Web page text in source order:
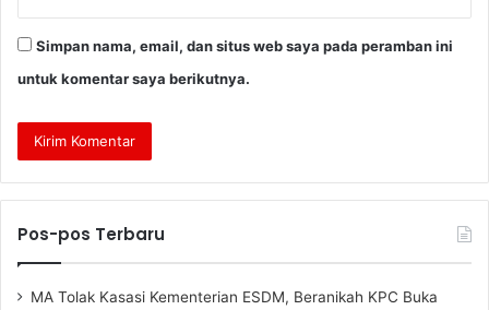
Simpan nama, email, dan situs web saya pada peramban ini
untuk komentar saya berikutnya.
Pos-pos Terbaru
MA Tolak Kasasi Kementerian ESDM, Beranikah KPC Buka